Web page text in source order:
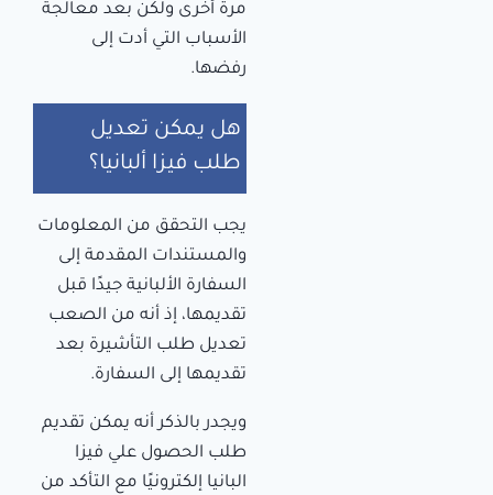
مرة أخرى ولكن بعد معالجة
الأسباب التي أدت إلى
رفضها.
هل يمكن تعديل
طلب فيزا ألبانيا؟
يجب التحقق من المعلومات
والمستندات المقدمة إلى
السفارة الألبانية جيدًا قبل
تقديمها، إذ أنه من الصعب
تعديل طلب التأشيرة بعد
تقديمها إلى السفارة.
ويجدر بالذكر أنه يمكن تقديم
طلب الحصول علي فيزا
البانيا إلكترونيًا مع التأكد من